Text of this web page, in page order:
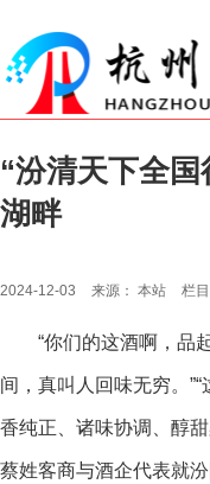
“汾清天下全
湖畔
2024-12-03 来源： 本站 栏目
“你们的这酒啊，品
间，真叫人回味无穷。
香纯正、诸味协调、醇
蔡姓客商与酒企代表就